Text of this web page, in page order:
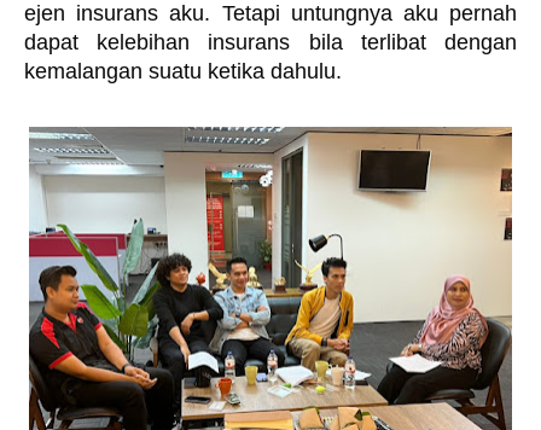
ejen insurans aku. Tetapi untungnya aku pernah
dapat kelebihan insurans bila terlibat dengan
kemalangan suatu ketika dahulu.